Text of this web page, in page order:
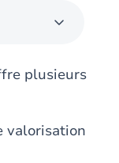
plusieurs
valorisation